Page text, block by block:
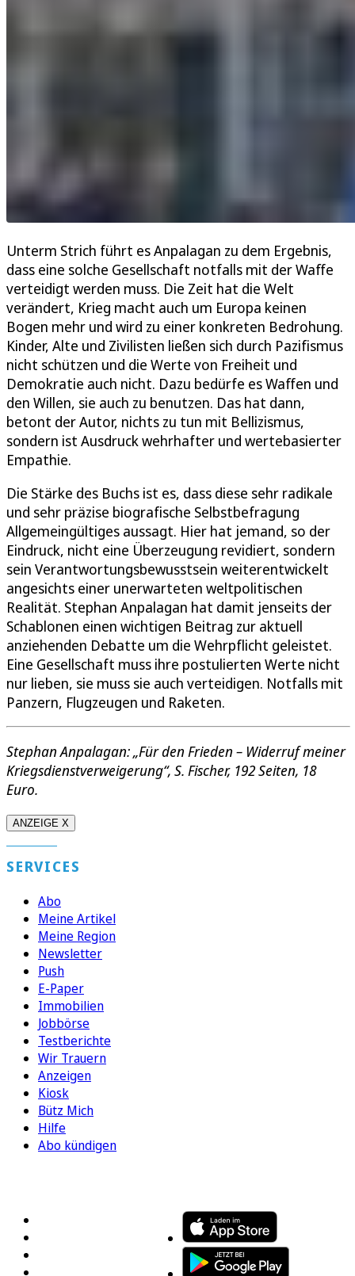
Unterm Strich führt es Anpalagan zu dem Ergebnis,
dass eine solche Gesellschaft notfalls mit der Waffe
verteidigt werden muss. Die Zeit hat die Welt
verändert, Krieg macht auch um Europa keinen
Bogen mehr und wird zu einer konkreten Bedrohung.
Kinder, Alte und Zivilisten ließen sich durch Pazifismus
nicht schützen und die Werte von Freiheit und
Demokratie auch nicht. Dazu bedürfe es Waffen und
den Willen, sie auch zu benutzen. Das hat dann,
betont der Autor, nichts zu tun mit Bellizismus,
sondern ist Ausdruck wehrhafter und wertebasierter
Empathie.
Die Stärke des Buchs ist es, dass diese sehr radikale
und sehr präzise biografische Selbstbefragung
Allgemeingültiges aussagt. Hier hat jemand, so der
Eindruck, nicht eine Überzeugung revidiert, sondern
sein Verantwortungsbewusstsein weiterentwickelt
angesichts einer unerwarteten weltpolitischen
Realität. Stephan Anpalagan hat damit jenseits der
Schablonen einen wichtigen Beitrag zur aktuell
anziehenden Debatte um die Wehrpflicht geleistet.
Eine Gesellschaft muss ihre postulierten Werte nicht
nur lieben, sie muss sie auch verteidigen. Notfalls mit
Panzern, Flugzeugen und Raketen.
Stephan Anpalagan: „Für den Frieden – Widerruf meiner
Kriegsdienstverweigerung“, S. Fischer, 192 Seiten, 18
Euro.
ANZEIGE X
SERVICES
Abo
Meine Artikel
Meine Region
Newsletter
Push
E-Paper
Immobilien
Jobbörse
Testberichte
Wir Trauern
Anzeigen
Kiosk
Bütz Mich
Hilfe
Abo kündigen